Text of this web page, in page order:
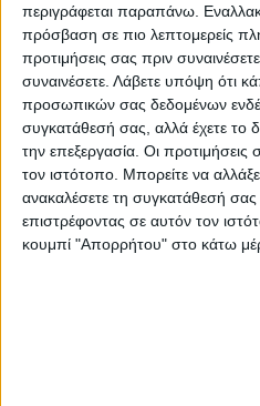
περιγράφεται παραπάνω.
πρόσβαση σε πιο λεπτομερείς
προτιμήσεις σας πριν
συναινέσετε. Λάβετε υπόψη ότι
προσωπικών σας δεδομένων
συγκατάθεσή σας, αλλά έχετε το
την επεξεργασία. Οι
τον ιστότοπο. Μπορείτε να
ανακαλέσετε τη συγκατάθεσή
επιστρέφοντας σε αυτόν τον
κουμπί "Απορρήτου" στο κάτω